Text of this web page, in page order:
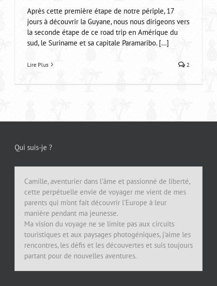
Après cette première étape de notre périple, 17
jours à découvrir la Guyane, nous nous dirigeons vers
la seconde étape de ce road trip en Amérique du
sud, le Suriname et sa capitale Paramaribo. [...]
Lire Plus 2
Qui suis-je ?
Camille, aventurier dans l'âme et passionné de liberté,
cette perpétuelle envie de voyager me vient de mes
parents qui m'ont fait découvrir l'Europe à leur
manière pendant ma jeunesse.
Ma vision du voyage ne se limite pas aux circuits
touristiques et aux paysages photogéniques, j'aime les
rencontres, les défis et les découvertes et suis toujours
partant pour de nouvelles aventures.